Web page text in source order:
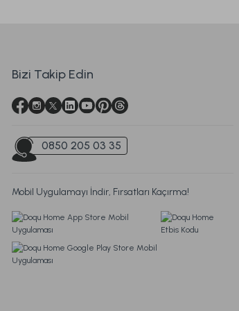
İndirim 1.799,00 TL
Ücretsiz Kargo
Bizi Takip Edin
0850 205 03 35
Mobil Uygulamayı İndir, Fırsatları Kaçırma!